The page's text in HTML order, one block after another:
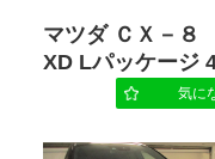
マツダ ＣＸ－
XD Lパッケージ
気に